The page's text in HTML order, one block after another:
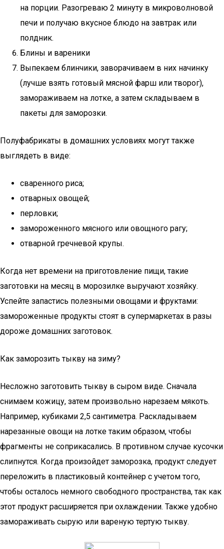
на порции. Разогреваю 2 минуту в микроволновой
печи и получаю вкусное блюдо на завтрак или
полдник.
Блины и вареники
Выпекаем блинчики, заворачиваем в них начинку
(лучше взять готовый мясной фарш или творог),
замораживаем на лотке, а затем складываем в
пакеты для заморозки.
Полуфабрикаты в домашних условиях могут также
выглядеть в виде:
сваренного риса;
отварных овощей;
перловки;
замороженного мясного или овощного рагу;
отварной гречневой крупы.
Когда нет времени на приготовление пищи, такие
заготовки на месяц в морозилке выручают хозяйку.
Успейте запастись полезными овощами и фруктами:
замороженные продукты стоят в супермаркетах в разы
дороже домашних заготовок.
Как заморозить тыкву на зиму?
Несложно заготовить тыкву в сыром виде. Сначала
снимаем кожицу, затем произвольно нарезаем мякоть.
Например, кубиками 2,5 сантиметра. Раскладываем
нарезанные овощи на лотке таким образом, чтобы
фрагменты не соприкасались. В противном случае кусочки
слипнутся. Когда произойдет заморозка, продукт следует
переложить в пластиковый контейнер с учетом того,
чтобы осталось немного свободного пространства, так как
этот продукт расширяется при охлаждении. Также удобно
замораживать сырую или вареную тертую тыкву.